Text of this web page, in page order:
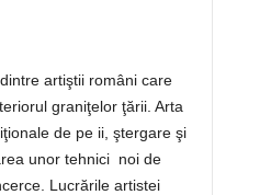
artiştii români care
graniţelor ţării. Arta
de pe ii, ştergare şi
unor tehnici noi de
Lucrările artistei